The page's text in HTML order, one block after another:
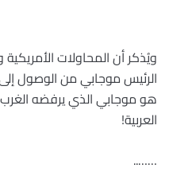
ويُذكر أن المحاولات
الرئيس موجابي من الوصول
هو موجابي الذي يرفضه
العربية!
……..